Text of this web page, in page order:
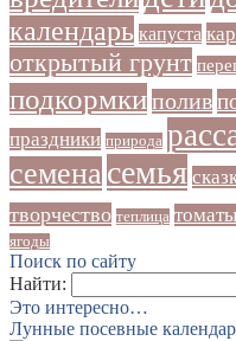
календарь капуста
открытый грунт
подкормкиполив
праздники природа
семена семья
творчество теплица томаты
ягоды
Поиск по сайту
Найти:
Это интересно…
Лунные посевные